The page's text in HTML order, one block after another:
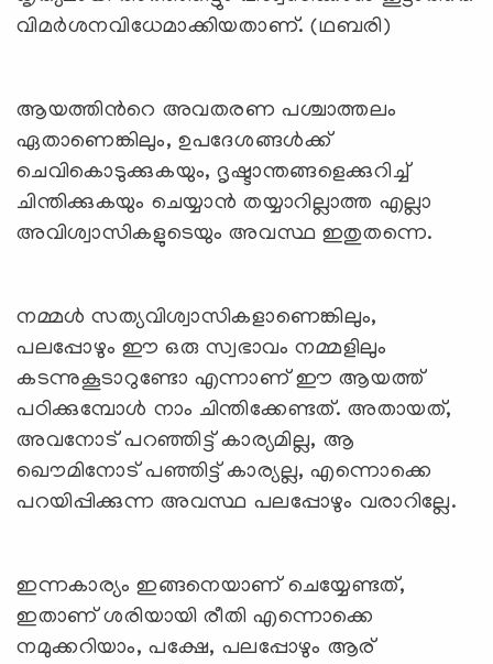
വിമര്‍ശനവിധേമാക്കിയതാണ്. (ഥബരി)
ആയത്തിന്‍റെ അവതരണ പശ്ചാത്തലം
ഏതാണെങ്കിലും, ഉപദേശങ്ങള്‍ക്ക്
ചെവികൊടുക്കുകയും, ദൃഷ്ടാന്തങ്ങളെക്കുറിച്ച്
ചിന്തിക്കുകയും ചെയ്യാന്‍ തയ്യാറില്ലാത്ത എല്ലാ
അവിശ്വാസികളുടെയും അവസ്ഥ ഇതുതന്നെ.
നമ്മള്‍ സത്യവിശ്വാസികളാണെങ്കിലും,
പലപ്പോഴും ഈ ഒരു സ്വഭാവം നമ്മളിലും
കടന്നുകൂടാറുണ്ടോ എന്നാണ് ഈ ആയത്ത്
പഠിക്കുമ്പോള്‍ നാം ചിന്തിക്കേണ്ടത്. അതായത്,
അവനോട് പറഞ്ഞിട്ട് കാര്യമില്ല, ആ
ഖൌമിനോട് പഞ്ഞിട്ട് കാര്യല്ല, എന്നൊക്കെ
പറയിപ്പിക്കുന്ന അവസ്ഥ പലപ്പോഴും വരാറില്ലേ.
ഇന്നകാര്യം ഇങ്ങനെയാണ് ചെയ്യേണ്ടത്,
ഇതാണ് ശരിയായി രീതി എന്നൊക്കെ
നമുക്കറിയാം, പക്ഷേ, പലപ്പോഴും ആര്